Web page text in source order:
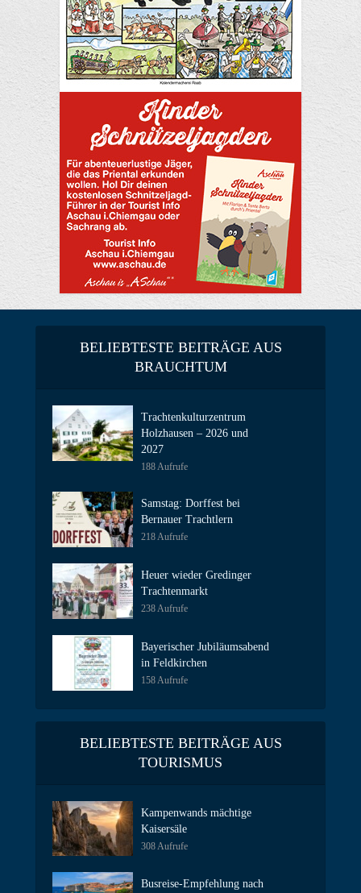
BELIEBTESTE BEITRÄGE AUS
BRAUCHTUM
Trachtenkulturzentrum
Holzhausen – 2026 und
2027
188 Aufrufe
Samstag: Dorffest bei
Bernauer Trachtlern
218 Aufrufe
Heuer wieder Gredinger
Trachtenmarkt
238 Aufrufe
Bayerischer Jubiläumsabend
in Feldkirchen
158 Aufrufe
BELIEBTESTE BEITRÄGE AUS
TOURISMUS
Kampenwands mächtige
Kaisersäle
308 Aufrufe
Busreise-Empfehlung nach